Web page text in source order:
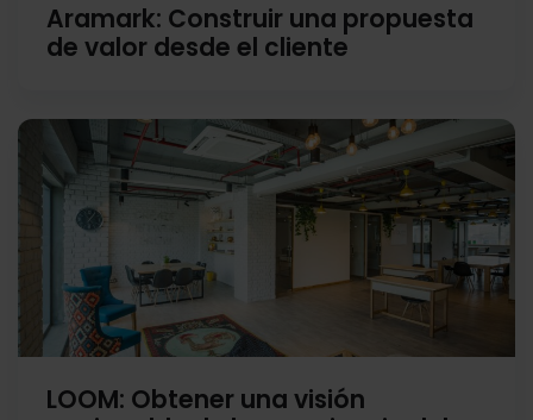
Aramark: Construir una propuesta
de valor desde el cliente
LOOM: Obtener una visión